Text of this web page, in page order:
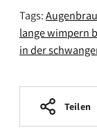
Tags:
lange wimpern
in der
Teilen